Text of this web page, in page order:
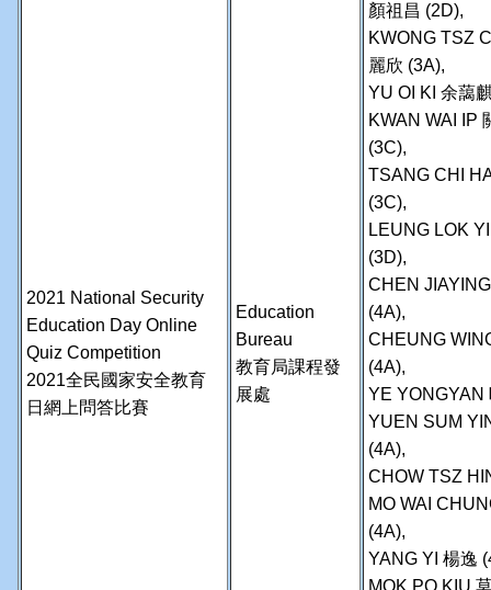
2021 National Security
Education Day Online
Quiz Competition
2021全民國家安全教育
日網上問答比賽
Education
Bureau
教育局課程發
展處
顏祖昌 (2D),
KWONG TSZ
麗欣 (3A),
YU OI KI 余藹
KWAN WAI IP
(3C),
TSANG CHI
(3C),
LEUNG LOK
(3D),
CHEN
(4A),
CHEUNG
(4A),
YE YONGYAN
YUEN SUM
(4A),
CHOW TSZ
MO WAI
(4A),
YANG YI 楊逸
MOK PO KIU